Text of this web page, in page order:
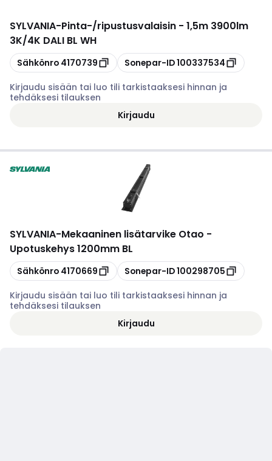
SYLVANIA-Pinta-/ripustusvalaisin - 1,5m 3900lm
3K/4K DALI BL WH
Kopioi
Sähkönro 4170739 Kopioi
Sonepar-ID100337534
Kirjaudu sisään tai luo tili tarkistaaksesi hinnan ja
tehdäksesi tilauksen
Kirjaudu
SYLVANIA-Mekaaninen lisätarvike Otao -
Upotuskehys 1200mm BL
Kopioi
Sähkönro 4170669 Kopioi
Sonepar-ID100298705
Kirjaudu sisään tai luo tili tarkistaaksesi hinnan ja
tehdäksesi tilauksen
Kirjaudu